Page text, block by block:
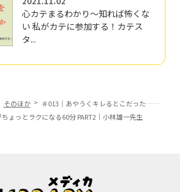
心カテまるわかり～知れば怖くな
い 私がカテに参加する！カテス
タ...
そのほか
＃013｜あやうくキレるとこだった……
ょっとラクになる60分 PART2｜小林雄一先生